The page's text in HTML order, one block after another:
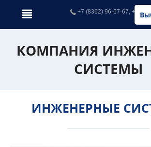
+7 (8362) 96-67-67, +7
КОМПАНИЯ
СИСТЕМЫ
ИНЖЕНЕРНЫЕ